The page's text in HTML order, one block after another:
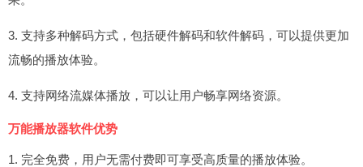
3. 支持多种解码方式，包括硬件解码和软件解码，可以提供更加
流畅的播放体验。
4. 支持网络流媒体播放，可以让用户畅享网络资源。
万能播放器软件优势
1. 完全免费，用户无需付费即可享受高质量的播放体验。